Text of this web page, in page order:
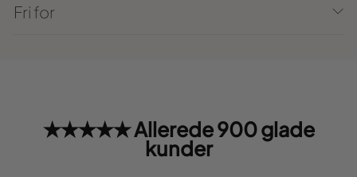
Fri for
★★★★★ Allerede 900 glade
kunder